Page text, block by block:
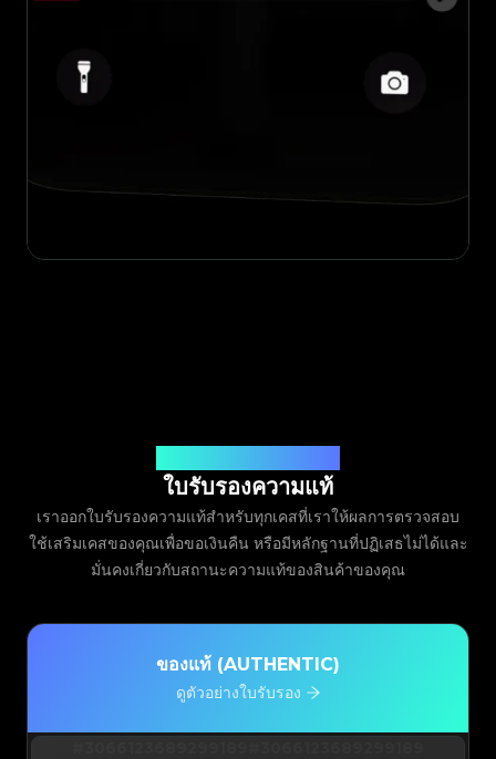
ใบรับรองความแท้
เราออกใบรับรองความแท้สำหรับทุกเคสที่เราให้ผลการตรวจสอบ
ใช้เสริมเคสของคุณเพื่อขอเงินคืน หรือมีหลักฐานที่ปฏิเสธไม่ได้และ
มั่นคงเกี่ยวกับสถานะความแท้ของสินค้าของคุณ
ของแท้ (AUTHENTIC)
ดูตัวอย่างใบรับรอง